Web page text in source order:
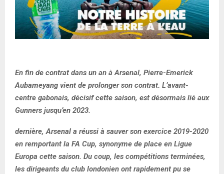
En fin de contrat dans un an à Arsenal, Pierre-Emerick
Aubameyang vient de prolonger son contrat. L’avant-
centre gabonais, décisif cette saison, est désormais lié aux
Gunners jusqu’en 2023.
dernière, Arsenal a réussi à sauver son exercice 2019-2020
en remportant la FA Cup, synonyme de place en Ligue
Europa cette saison. Du coup, les compétitions terminées,
les dirigeants du club londonien ont rapidement pu se